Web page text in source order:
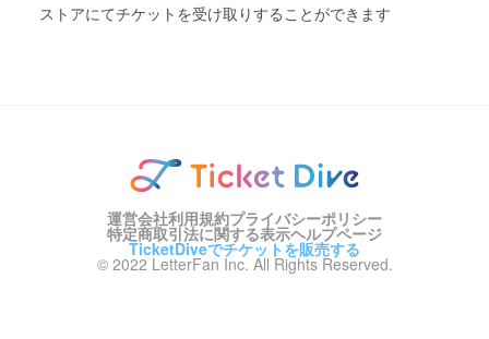
ストアにてチケットを受け取りすることができます
運営会社利用規約プライバシーポリシー
特定商取引法に関する表示ヘルプページ
TicketDiveでチケットを販売する
© 2022 LetterFan Inc. All Rights Reserved.